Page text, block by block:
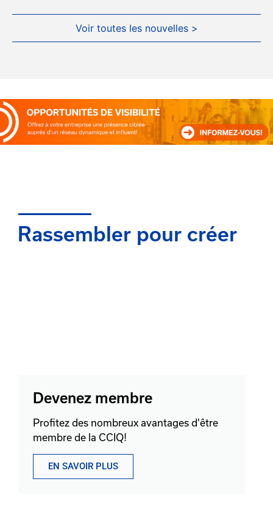
Voir toutes les nouvelles >
Rassembler pour créer
Devenez membre
Profitez des nombreux avantages d'être
membre de la CCIQ!
EN SAVOIR PLUS